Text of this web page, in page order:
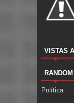
VISTAS
Política